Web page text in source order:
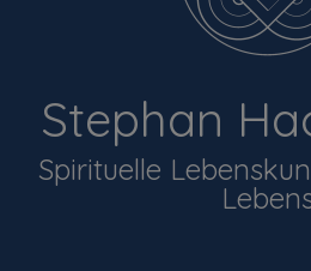
Stephan
Spirituelle